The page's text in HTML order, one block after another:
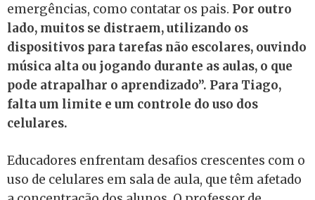
emergências, como contatar os pais. Por outro
lado, muitos se distraem, utilizando os
dispositivos para tarefas não escolares, ouvindo
música alta ou jogando durante as aulas, o que
pode atrapalhar o aprendizado”. Para Tiago,
falta um limite e um controle do uso dos
celulares.
Educadores enfrentam desafios crescentes com o
uso de celulares em sala de aula, que têm afetado